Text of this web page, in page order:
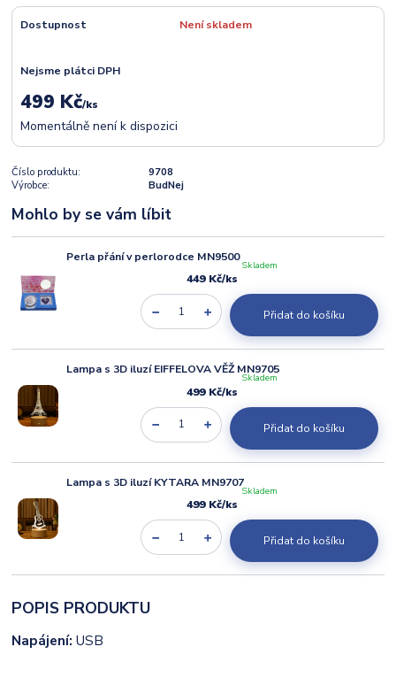
Dostupnost Není skladem
Nejsme plátci DPH
499 Kč/ks
Momentálně není k dispozici
Číslo produktu:
9708
Výrobce:
BudNej
Mohlo by se vám líbit
Perla přání v perlorodce MN9500
449 Kč/ks
Skladem
Přidat do košíku
Lampa s 3D iluzí EIFFELOVA VĚŽ MN9705
499 Kč/ks
Skladem
Přidat do košíku
Lampa s 3D iluzí KYTARA MN9707
499 Kč/ks
Skladem
Přidat do košíku
POPIS PRODUKTU
Napájení:USB